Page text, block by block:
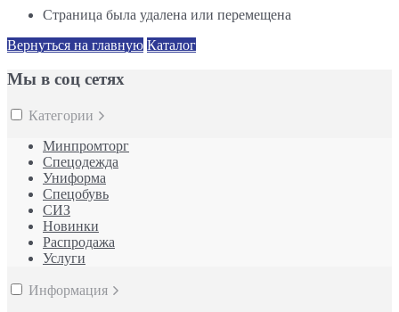
Страница была удалена или перемещена
Вернуться на главную Каталог
Мы в соц сетях
Категории
Минпромторг
Спецодежда
Униформа
Спецобувь
СИЗ
Новинки
Распродажа
Услуги
Информация